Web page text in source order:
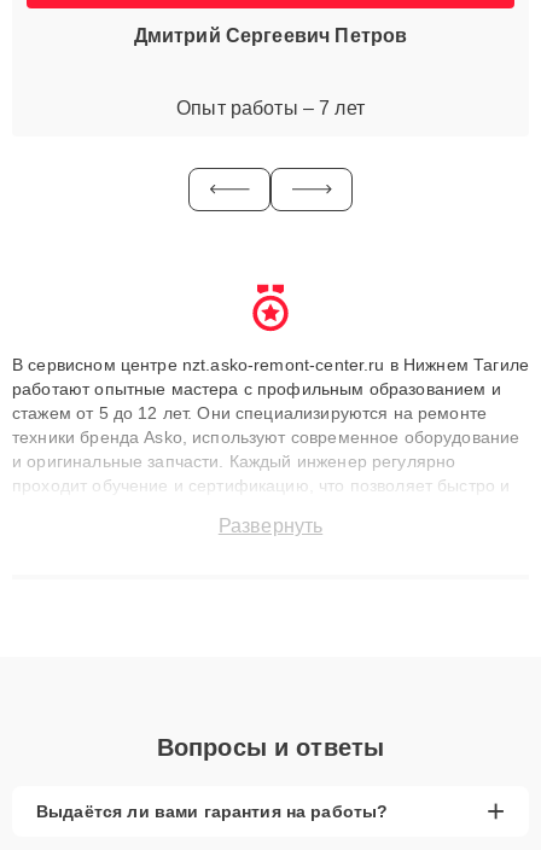
Дмитрий Сергеевич Петров
Опыт работы – 7 лет
В сервисном центре nzt.asko-remont-center.ru в Нижнем Тагиле
работают опытные мастера с профильным образованием и
стажем от 5 до 12 лет. Они специализируются на ремонте
техники бренда Asko, используют современное оборудование
и оригинальные запчасти. Каждый инженер регулярно
проходит обучение и сертификацию, что позволяет быстро и
сохранением гарантии до 3 лет. Наши мастера решают
Развернуть
Вопросы и ответы
Выдаётся ли вами гарантия на работы? +